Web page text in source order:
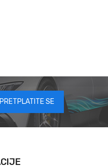
PRETPLATITE SE